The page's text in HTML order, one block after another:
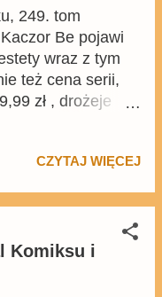
249. tom
Be pojawi
wraz z tym
też cena serii,
zł , drożeje
nie zapowiada
komiksy z
będzie można
będzie kopią
CZYTAJ WIĘCEJ
Komiksu i